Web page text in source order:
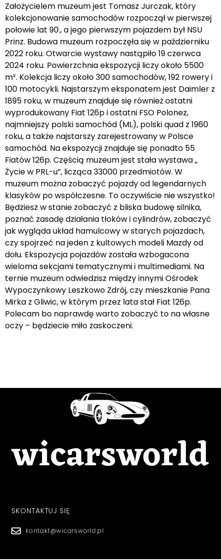
Założycielem muzeum jest Tomasz Jurczak, który
kolekcjonowanie samochodów rozpoczął w pierwszej
połowie lat 90., a jego pierwszym pojazdem był NSU
Prinz. Budowa muzeum rozpoczęła się w październiku
2022 roku. Otwarcie wystawy nastąpiło 19 czerwca
2024 roku. Powierzchnia ekspozycji liczy około 5500
m². Kolekcja liczy około 300 samochodów, 192 rowery i
100 motocykli. Najstarszym eksponatem jest Daimler z
1895 roku, w muzeum znajduje się również ostatni
wyprodukowany Fiat 126p i ostatni FSO Polonez,
najmniejszy polski samochód (ML), polski quad z 1960
roku, a także najstarszy zarejestrowany w Polsce
samochód. Na ekspozycji znajduje się ponadto 55
Fiatów 126p. Częścią muzeum jest stała wystawa „
Życie w PRL-u”, licząca 33000 przedmiotów. W
muzeum można zobaczyć pojazdy od legendarnych
klasyków po współczesne. To oczywiście nie wszystko!
Będziesz w stanie zobaczyć z bliska budowę silnika,
poznać zasadę działania tłoków i cylindrów, zobaczyć
jak wygląda układ hamulcowy w starych pojazdach,
czy spojrzeć na jeden z kultowych modeli Mazdy od
dołu. Ekspozycja pojazdów została wzbogacona
wieloma sekcjami tematycznymi i multimediami. Na
ternie muzeum odwiedzisz między innymi Ośrodek
Wypoczynkowy Leszkowo Zdrój, czy mieszkanie Pana
Mirka z Gliwic, w którym przez lata stał Fiat 126p.
Polecam bo naprawdę warto zobaczyć to na własne
oczy – będziecie miło zaskoczeni.
SKONTAKTUJ SIĘ
kontakt@wicarsworld.pl